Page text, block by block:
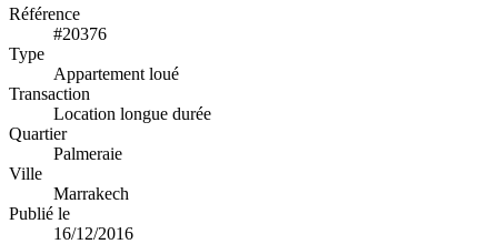
Référence
#20376
Type
Appartement loué
Transaction
Location longue durée
Quartier
Palmeraie
Ville
Marrakech
Publié le
16/12/2016